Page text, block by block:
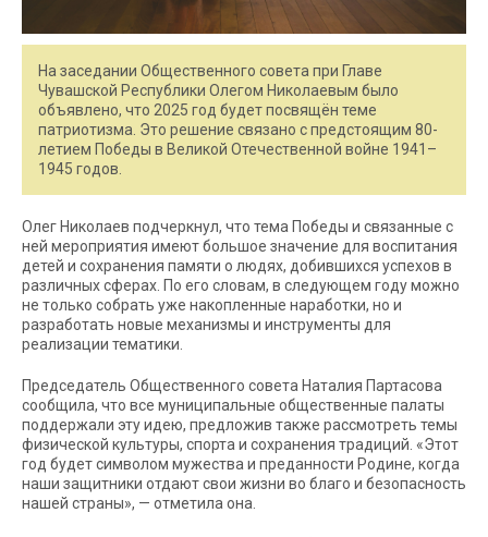
На заседании Общественного совета при Главе
Чувашской Республики Олегом Николаевым было
объявлено, что 2025 год будет посвящён теме
патриотизма. Это решение связано с предстоящим 80-
летием Победы в Великой Отечественной войне 1941–
1945 годов.
Олег Николаев подчеркнул, что тема Победы и связанные с
ней мероприятия имеют большое значение для воспитания
детей и сохранения памяти о людях, добившихся успехов в
различных сферах. По его словам, в следующем году можно
не только собрать уже накопленные наработки, но и
разработать новые механизмы и инструменты для
реализации тематики.
Председатель Общественного совета Наталия Партасова
сообщила, что все муниципальные общественные палаты
поддержали эту идею, предложив также рассмотреть темы
физической культуры, спорта и сохранения традиций. «Этот
год будет символом мужества и преданности Родине, когда
наши защитники отдают свои жизни во благо и безопасность
нашей страны», — отметила она.